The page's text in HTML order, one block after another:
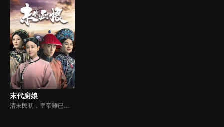
末代廚娘
清末民初，皇帝雖已退位，但紫禁城內仍是君君臣臣的小朝廷。民女容兒陰差陽錯成為宮女後，與侍衞李琪結下淵源。容兒出於對廚藝的悟性頗受壽喜姑姑賞識，壽喜收容兒為徒授其廚技。太監孫立仁誣陷壽喜盜竊宮內珍寶，容兒不甘師傅冤死，與李琪並肩查案。